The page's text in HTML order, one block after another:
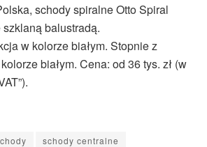
schody spiralne Otto Spiral
balustradą.
w kolorze białym. Stopnie z
białym. Cena: od 36 tys. zł (w
schody centralne